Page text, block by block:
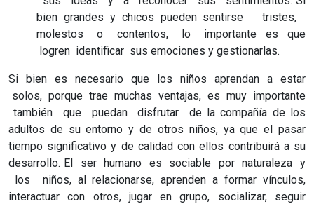
bien grandes y chicos pueden sentirse tristes,
molestos o contentos, lo importante es que
logren identificar sus emociones y gestionarlas.
Si bien es necesario que los niños aprendan a estar
solos, porque trae muchas ventajas, es muy importante
también que puedan disfrutar de la compañía de los
adultos de su entorno y de otros niños, ya que el pasar
tiempo significativo y de calidad con ellos contribuirá a su
desarrollo. El ser humano es sociable por naturaleza y
los niños, al relacionarse, aprenden a formar vínculos,
interactuar con otros, jugar en grupo, socializar, seguir